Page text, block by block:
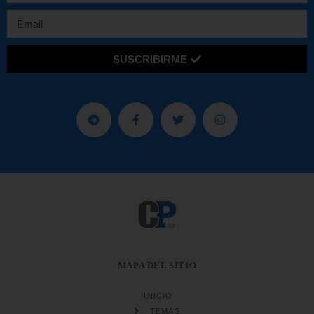
SUSCRIBIRME
MAPA DEL SITIO
INICIO
TEMAS